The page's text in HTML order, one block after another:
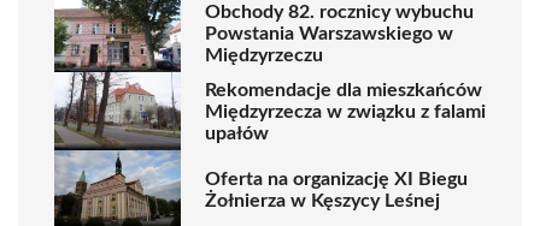
Obchody 82. rocznicy wybuchu
Powstania Warszawskiego w
Międzyrzeczu
Rekomendacje dla mieszkańców
Międzyrzecza w związku z falami
upałów
Oferta na organizację XI Biegu
Żołnierza w Kęszycy Leśnej